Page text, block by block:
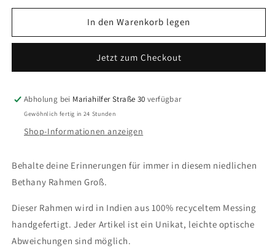
Menge
Doing
Bethany
Groß
Menge
für
Doing
Bethany
Groß
In den Warenkorb legen
Jetzt zum Checkout
Abholung bei Mariahilfer Straße 30 verfügbar
Gewöhnlich fertig in 24 Stunden
Shop-Informationen anzeigen
Behalte deine Erinnerungen für immer in diesem niedlichen
Bethany Rahmen Groß.
Dieser Rahmen wird in Indien aus 100% recyceltem Messing
handgefertigt. Jeder Artikel ist ein Unikat, leichte optische
Abweichungen sind möglich.